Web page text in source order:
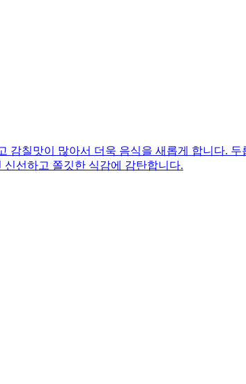
칠맛이 많아서 더욱 음식을 새롭게 합니다.
선하고 쫄깃한 식감에 감탄합니다.